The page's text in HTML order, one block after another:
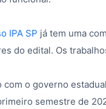
IPA SP já tem uma
do edital. Os
com o governo
semestre de